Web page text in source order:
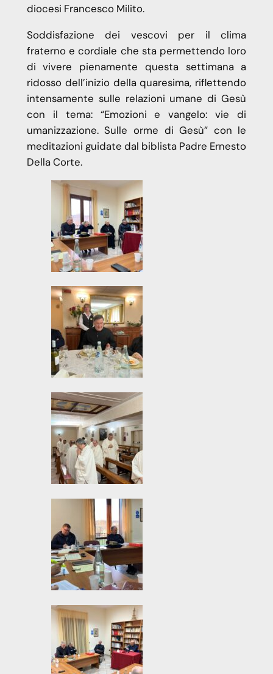
diocesi Francesco Milito.
Soddisfazione dei vescovi per il clima
fraterno e cordiale che sta permettendo loro
di vivere pienamente questa settimana a
ridosso dell’inizio della quaresima, riflettendo
intensamente sulle relazioni umane di Gesù
con il tema: “Emozioni e vangelo: vie di
umanizzazione. Sulle orme di Gesù” con le
meditazioni guidate dal biblista Padre Ernesto
Della Corte.